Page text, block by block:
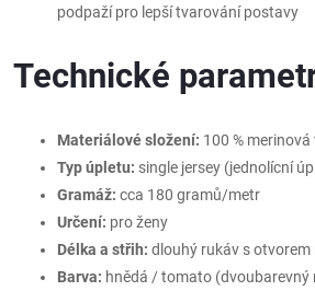
podpaží pro lepší tvarování postavy
Technické
Materiálové složení: 100 % merinová
Typ úpletu: single jersey (jednolícní
Gramáž: cca 180 gramů/metr
Určení: pro ženy
Délka a střih: dlouhý rukáv s otvorem
Barva: hnědá / tomato (dvoubarevný